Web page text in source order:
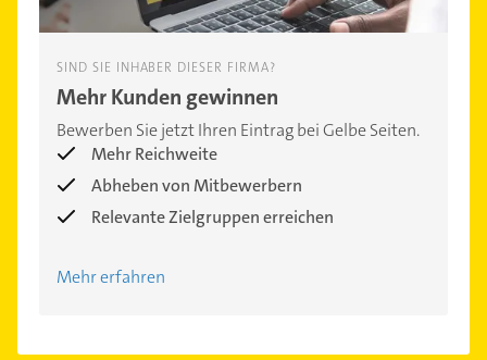
SIND SIE INHABER DIESER FIRMA?
Mehr Kunden gewinnen
Bewerben Sie jetzt Ihren Eintrag bei Gelbe Seiten.
Mehr Reichweite
Abheben von Mitbewerbern
Relevante Zielgruppen erreichen
Mehr erfahren